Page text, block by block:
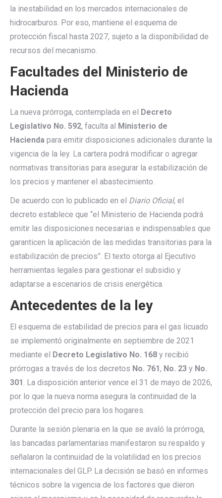
la inestabilidad en los mercados internacionales de
hidrocarburos. Por eso, mantiene el esquema de
protección fiscal hasta 2027, sujeto a la disponibilidad de
recursos del mecanismo.
Facultades del Ministerio de
Hacienda
La nueva prórroga, contemplada en el Decreto
Legislativo No. 592, faculta al Ministerio de
Hacienda para emitir disposiciones adicionales durante la
vigencia de la ley. La cartera podrá modificar o agregar
normativas transitorias para asegurar la estabilización de
los precios y mantener el abastecimiento.
De acuerdo con lo publicado en el Diario Oficial, el
decreto establece que “el Ministerio de Hacienda podrá
emitir las disposiciones necesarias e indispensables que
garanticen la aplicación de las medidas transitorias para la
estabilización de precios”. El texto otorga al Ejecutivo
herramientas legales para gestionar el subsidio y
adaptarse a escenarios de crisis energética.
Antecedentes de la ley
El esquema de estabilidad de precios para el gas licuado
se implementó originalmente en septiembre de 2021
mediante el Decreto Legislativo No. 168 y recibió
prórrogas a través de los decretos No. 761, No. 23 y No.
301. La disposición anterior vence el 31 de mayo de 2026,
por lo que la nueva norma asegura la continuidad de la
protección del precio para los hogares.
Durante la sesión plenaria en la que se avaló la prórroga,
las bancadas parlamentarias manifestaron su respaldo y
señalaron la continuidad de la volatilidad en los precios
internacionales del GLP. La decisión se basó en informes
técnicos sobre la vigencia de los factores que dieron